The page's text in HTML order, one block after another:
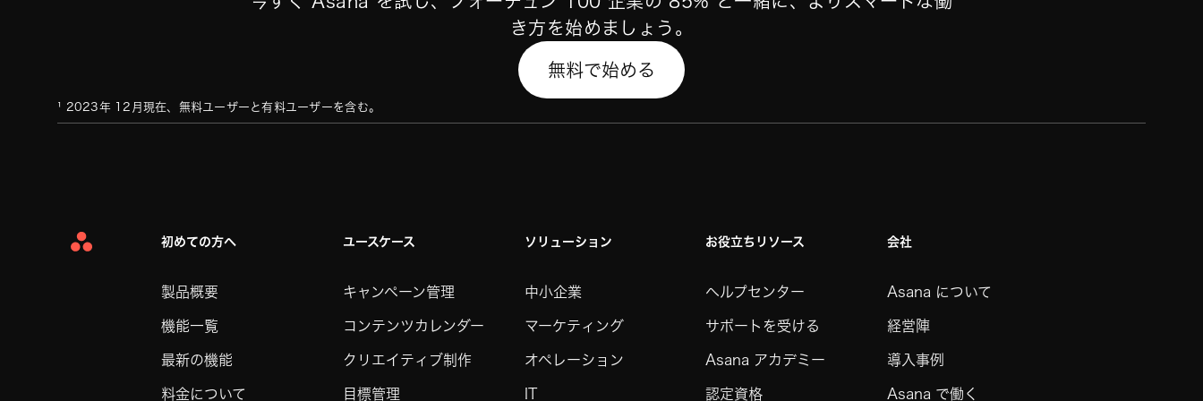
き方を始めましょう。
無料で始める
¹ 2023年 12月現在、無料ユーザーと有料ユーザーを含む。
Asana
初めての方へ
製品概要
機能一覧
最新の機能
料金について
ユースケース
キャンペーン管理
コンテンツカレンダー
クリエイティブ制作
目標管理
ソリューション
中小企業
マーケティング
オペレーション
IT
お役立ちリソース
ヘルプセンター
サポートを受ける
Asana アカデミー
認定資格
会社
Asana について
経営陣
導入事例
Asana で働く